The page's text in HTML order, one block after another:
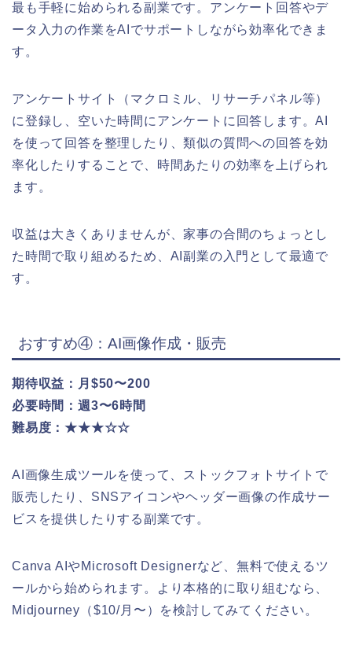
最も手軽に始められる副業です。アンケート回答やデ
ータ入力の作業をAIでサポートしながら効率化できま
す。
アンケートサイト（マクロミル、リサーチパネル等）
に登録し、空いた時間にアンケートに回答します。AI
を使って回答を整理したり、類似の質問への回答を効
率化したりすることで、時間あたりの効率を上げられ
ます。
収益は大きくありませんが、家事の合間のちょっとし
た時間で取り組めるため、AI副業の入門として最適で
す。
おすすめ④：AI画像作成・販売
期待収益：月$50〜200
必要時間：週3〜6時間
難易度：★★★☆☆
AI画像生成ツールを使って、ストックフォトサイトで
販売したり、SNSアイコンやヘッダー画像の作成サー
ビスを提供したりする副業です。
Canva AIやMicrosoft Designerなど、無料で使えるツ
ールから始められます。より本格的に取り組むなら、
Midjourney（$10/月〜）を検討してみてください。